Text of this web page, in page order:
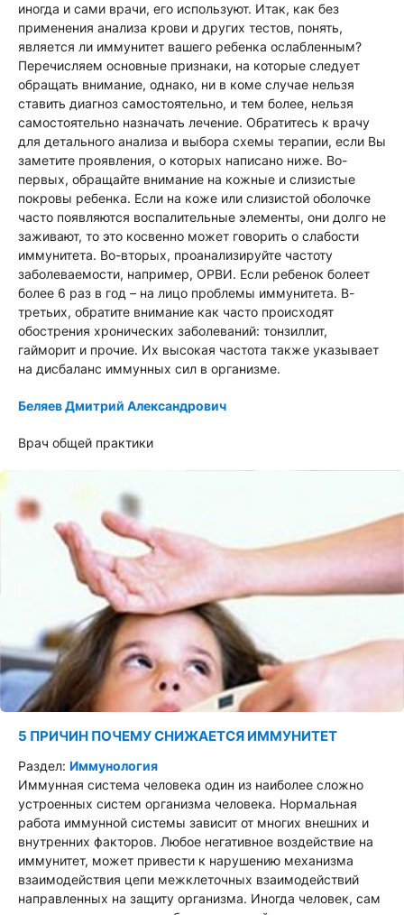
иногда и сами врачи, его используют. Итак, как без
применения анализа крови и других тестов, понять,
является ли иммунитет вашего ребенка ослабленным?
Перечисляем основные признаки, на которые следует
обращать внимание, однако, ни в коме случае нельзя
ставить диагноз самостоятельно, и тем более, нельзя
самостоятельно назначать лечение. Обратитесь к врачу
для детального анализа и выбора схемы терапии, если Вы
заметите проявления, о которых написано ниже. Во-
первых, обращайте внимание на кожные и слизистые
покровы ребенка. Если на коже или слизистой оболочке
часто появляются воспалительные элементы, они долго не
заживают, то это косвенно может говорить о слабости
иммунитета. Во-вторых, проанализируйте частоту
заболеваемости, например, ОРВИ. Если ребенок болеет
более 6 раз в год – на лицо проблемы иммунитета. В-
третьих, обратите внимание как часто происходят
обострения хронических заболеваний: тонзиллит,
гайморит и прочие. Их высокая частота также указывает
на дисбаланс иммунных сил в организме.
Беляев Дмитрий Александрович
Врач общей практики
5 ПРИЧИН ПОЧЕМУ СНИЖАЕТСЯ ИММУНИТЕТ
Раздел: Иммунология
Иммунная система человека один из наиболее сложно
устроенных систем организма человека. Нормальная
работа иммунной системы зависит от многих внешних и
внутренних факторов. Любое негативное воздействие на
иммунитет, может привести к нарушению механизма
взаимодействия цепи межклеточных взаимодействий
направленных на защиту организма. Иногда человек, сам